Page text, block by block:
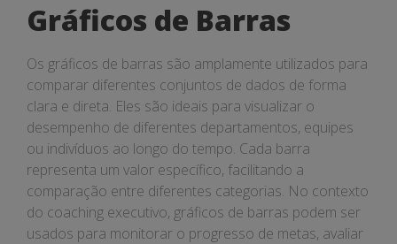
Gráficos de Barras
Os gráficos de barras são amplamente utilizados para
comparar diferentes conjuntos de dados de forma
clara e direta. Eles são ideais para visualizar o
desempenho de diferentes departamentos, equipes
ou indivíduos ao longo do tempo. Cada barra
representa um valor específico, facilitando a
comparação entre diferentes categorias. No contexto
do coaching executivo, gráficos de barras podem ser
usados para monitorar o progresso de metas, avaliar